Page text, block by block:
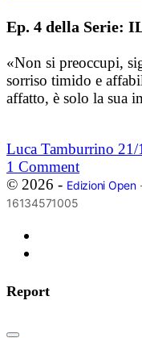
Ep. 4 della Serie:
«Non si preoccupi,
sorriso timido e
affatto, è solo la sua
Luca Tamburrino 21/
1 Comment
© 2026 - Edizioni Open
16134571005
Report